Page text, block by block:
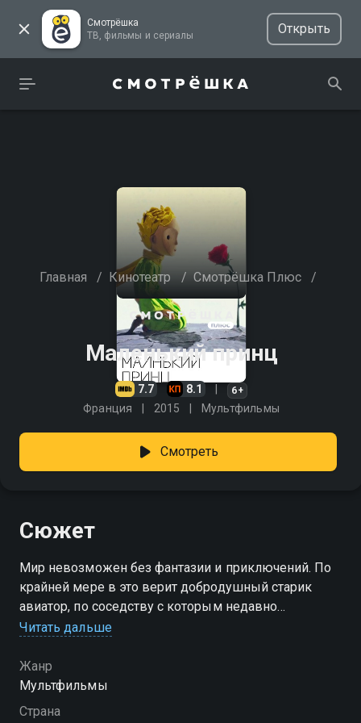
Смотрёшка
ТВ, фильмы и сериалы
Открыть
Главная / Кинотеатр / Смотрёшка Плюс /
Маленький принц
7.7 8.1 6+
Франция 2015 Мультфильмы
Смотреть
Сюжет
Мир невозможен без фантазии и приключений. По
крайней мере в это верит добродушный старик
авиатор, по соседству с которым недавно
поселилась одна очень педантичная мама со своей
строгому учебному плану, в котором время на
друзей предусмотрено только следующим летом.
Однако этот тщательно выстроенный план трещит
Читать дальше
Жанр
Мультфильмы
Страна